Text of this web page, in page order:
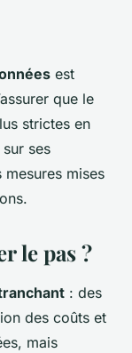
est
que le
strictes en
ses
mises
le pas ?
: des
des coûts et
mais